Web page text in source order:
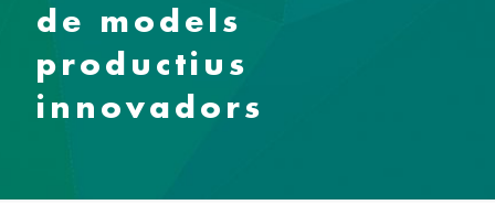
de models
productius
innovadors